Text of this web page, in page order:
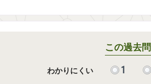
この過去
わかりにくい 1